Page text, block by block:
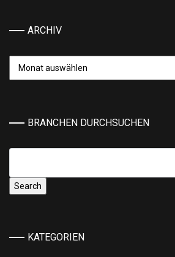
ARCHIV
BRANCHEN DURCHSUCHEN
KATEGORIEN